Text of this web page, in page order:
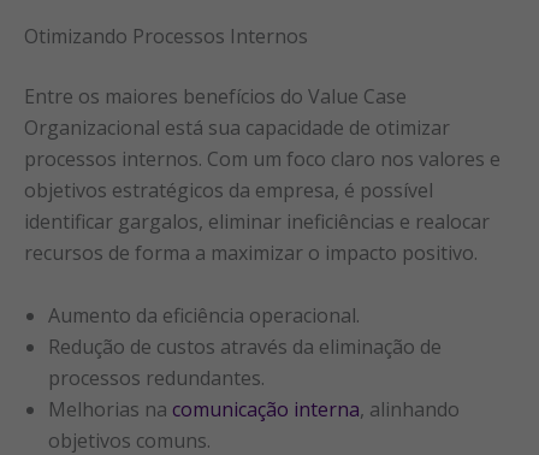
Otimizando Processos Internos
Entre os maiores benefícios do Value Case
Organizacional está sua capacidade de otimizar
processos internos. Com um foco claro nos valores e
objetivos estratégicos da empresa, é possível
identificar gargalos, eliminar ineficiências e realocar
recursos de forma a maximizar o impacto positivo.
Aumento da eficiência operacional.
Redução de custos através da eliminação de
processos redundantes.
Melhorias na comunicação interna, alinhando
objetivos comuns.